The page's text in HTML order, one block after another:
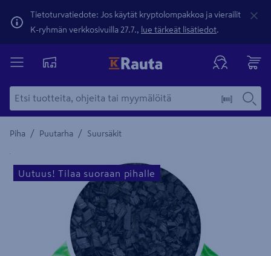
Tietoturvatiedote: Jos käytät kryptolompakkoa ja vierailit
K-ryhmän verkkosivuilla 27.7., lue tärkeät lisätiedot.
Piha / Puutarha / Suursäkit
Yksityiskohtainen kuvaus löytyy Tuotteen kuvaus -
Uutuus! Tilaa suoraan pihalle